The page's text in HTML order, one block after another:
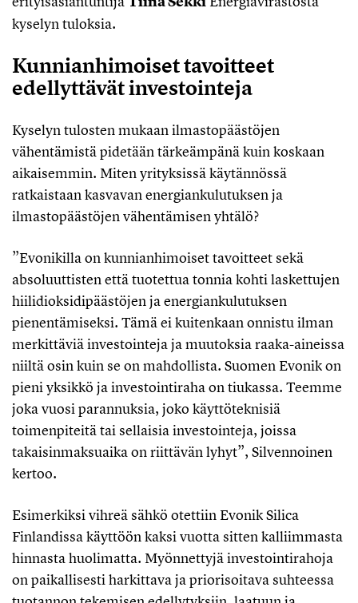
kyselyn tuloksia.
Kunnianhimoiset tavoitteet
edellyttävät investointeja
Kyselyn tulosten mukaan ilmastopäästöjen
vähentämistä pidetään tärkeämpänä kuin koskaan
aikaisemmin. Miten yrityksissä käytännössä
ratkaistaan kasvavan energiankulutuksen ja
ilmastopäästöjen vähentämisen yhtälö?
”Evonikilla on kunnianhimoiset tavoitteet sekä
absoluuttisten että tuotettua tonnia kohti laskettujen
hiilidioksidipäästöjen ja energiankulutuksen
pienentämiseksi. Tämä ei kuitenkaan onnistu ilman
merkittäviä investointeja ja muutoksia raaka-aineissa
niiltä osin kuin se on mahdollista. Suomen Evonik on
pieni yksikkö ja investointiraha on tiukassa. Teemme
joka vuosi parannuksia, joko käyttöteknisiä
toimenpiteitä tai sellaisia investointeja, joissa
takaisinmaksuaika on riittävän lyhyt”, Silvennoinen
kertoo.
Esimerkiksi vihreä sähkö otettiin Evonik Silica
Finlandissa käyttöön kaksi vuotta sitten kalliimmasta
hinnasta huolimatta. Myönnettyjä investointirahoja
on paikallisesti harkittava ja priorisoitava suhteessa